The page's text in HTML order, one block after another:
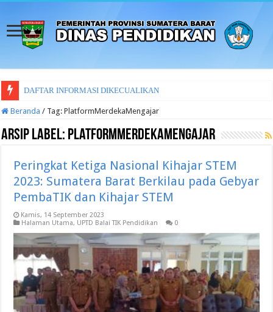
DAFTAR INFORMASI DIKECUALIKAN
Beranda / Tag:PlatformMerdekaMengajar
Arsip Label: PlatformMerdekaMengajar
Peringkat Ketiga Nasional Kihajar STEM
2023: Sumatera Barat Berkilau pada Gebyar
PembaTIK dan Kihajar STEM
Kamis, 14 September 2023
Halaman Utama, UPTD Balai TIK Pendidikan 0